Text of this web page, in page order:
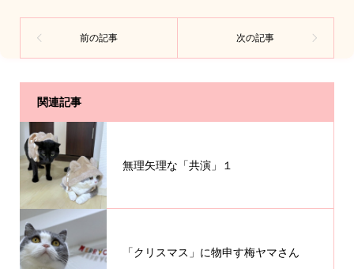
関連記事
無理矢理な「共演」１
「クリスマス」に物申す梅ヤマさん